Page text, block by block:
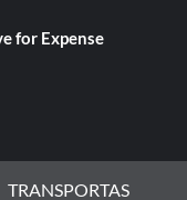
for Expense
TRANSPORTAS